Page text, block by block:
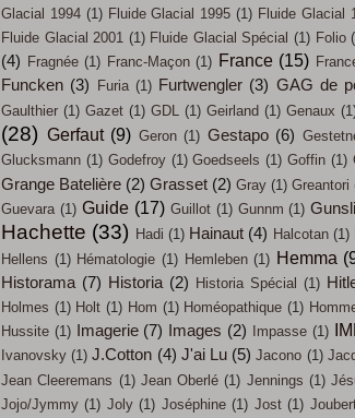
Glacial 1994 (1) Fluide Glacial 1995 (1) Fluide Glacial
Fluide Glacial 2001 (1) Fluide Glacial Spécial (1) Folio
(4) Fragnée (1) Franc-Maçon (1) France (15)
Funcken (3) Furia (1) Furtwengler (3) GAG de
Gaulthier (1) Gazet (1) GDL (1) Geirland (1) Genaux
(28) Gerfaut (9) Geron (1) Gestapo (6)
Glucksmann (1) Godefroy (1) Goedseels (1) Goffin (1)
Grange Batelière (2) Grasset (2) Gray (1) Greantori
Guevara (1) Guide (17) Guillot (1) Gunnm (1)
Hachette (33) Hadi (1) Hainaut (4) Halcotan (1)
Hellens (1) Hématologie (1) Hemleben (1) Hemma
Historama (7) Historia (2) Historia Spécial (1)
Holmes (1) Holt (1) Hom (1) Homéopathique (1)
Hussite (1) Imagerie (7) Images (2) Impasse (1)
Ivanovsky (1) J.Cotton (4) J'ai Lu (5) Jacono (1)
Jean Cleeremans (1) Jean Oberlé (1) Jennings (1)
Jojo/Jymmy (1) Joly (1) Joséphine (1) Jost (1)